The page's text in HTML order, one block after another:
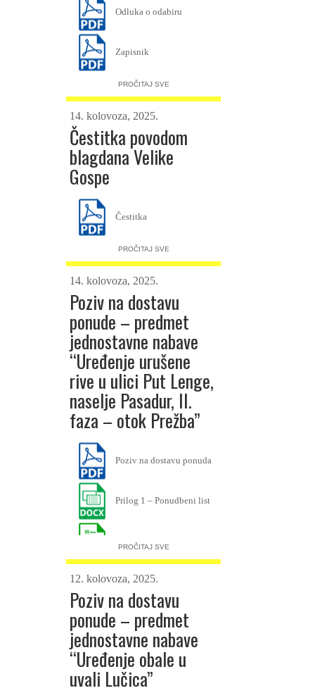
Odluka o odabiru
Zapisnik
PROČITAJ SVE
14. kolovoza, 2025.
Čestitka povodom
blagdana Velike
Gospe
Čestitka
PROČITAJ SVE
14. kolovoza, 2025.
Poziv na dostavu
ponude – predmet
jednostavne nabave
“Uređenje urušene
rive u ulici Put Lenge,
naselje Pasadur, II.
faza – otok Prežba”
Poziv na dostavu ponuda
Prilog 1 – Ponudbeni list
Prilog 2 – Troškovnik
Prilog 3 – Izjava o
nekažnjavanju
Prilog 4 – Popis izvršenih
usluga
PROČITAJ SVE
12. kolovoza, 2025.
Poziv na dostavu
ponude – predmet
jednostavne nabave
“Uređenje obale u
uvali Lučica”